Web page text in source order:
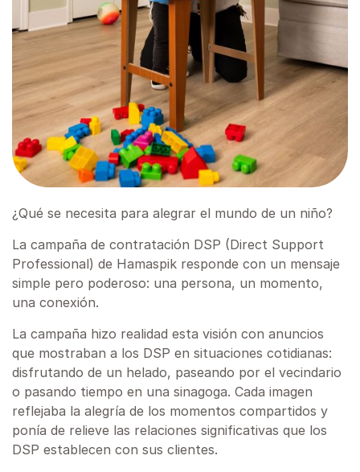
¿Qué se necesita para alegrar el mundo de un niño?
La campaña de contratación DSP (Direct Support
Professional) de Hamaspik responde con un mensaje
simple pero poderoso: una persona, un momento,
una conexión.
La campaña hizo realidad esta visión con anuncios
que mostraban a los DSP en situaciones cotidianas:
disfrutando de un helado, paseando por el vecindario
o pasando tiempo en una sinagoga. Cada imagen
reflejaba la alegría de los momentos compartidos y
ponía de relieve las relaciones significativas que los
DSP establecen con sus clientes.